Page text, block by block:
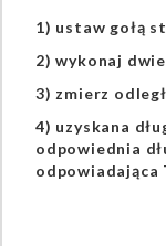
1) ustaw gołą
2) wykonaj
3) zmierz
4) uzyskana
odpowiednia
odpowiadająca